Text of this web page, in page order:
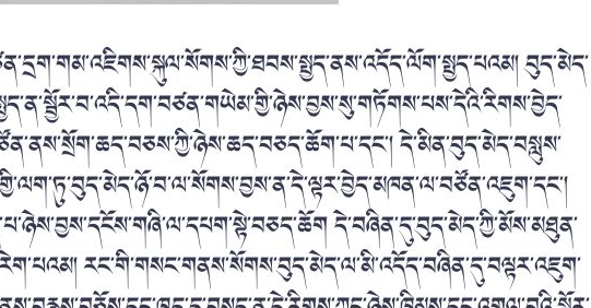
བུད་མེད་
དེ་མིན་བུད་མེད་བསླུས་
དེ་བཞིན་དུ་བུད་མེད་ཀྱི་མོས་མཐུན་
རང་གི་གསང་གནས་སོགས་བུད་མེད་ལ་མི་འདོད་བཞིན་དུ་བལྟར་འཇུག་